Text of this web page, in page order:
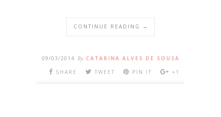
CONTINUE READING →
09/03/2014 By CATARINA ALVES DE SOUSA
SHARE
TWEET PIN IT +1